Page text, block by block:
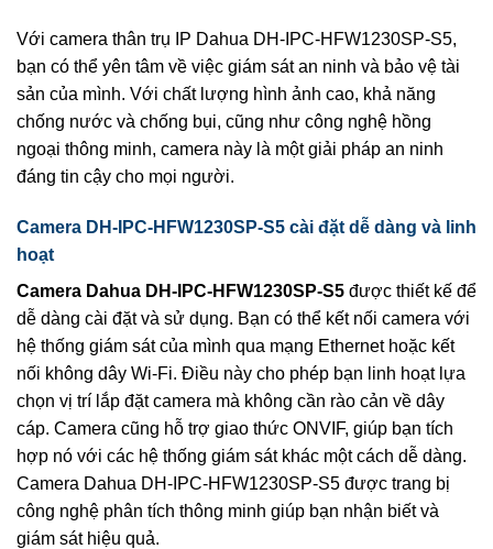
Với camera thân trụ IP Dahua DH-IPC-HFW1230SP-S5,
bạn có thể yên tâm về việc giám sát an ninh và bảo vệ tài
sản của mình. Với chất lượng hình ảnh cao, khả năng
chống nước và chống bụi, cũng như công nghệ hồng
ngoại thông minh, camera này là một giải pháp an ninh
đáng tin cậy cho mọi người.
Camera DH-IPC-HFW1230SP-S5 cài đặt dễ dàng và linh
hoạt
Camera Dahua DH-IPC-HFW1230SP-S5 được thiết kế để
dễ dàng cài đặt và sử dụng. Bạn có thể kết nối camera với
hệ thống giám sát của mình qua mạng Ethernet hoặc kết
nối không dây Wi-Fi. Điều này cho phép bạn linh hoạt lựa
chọn vị trí lắp đặt camera mà không cần rào cản về dây
cáp. Camera cũng hỗ trợ giao thức ONVIF, giúp bạn tích
hợp nó với các hệ thống giám sát khác một cách dễ dàng.
Camera Dahua DH-IPC-HFW1230SP-S5 được trang bị
công nghệ phân tích thông minh giúp bạn nhận biết và
giám sát hiệu quả.